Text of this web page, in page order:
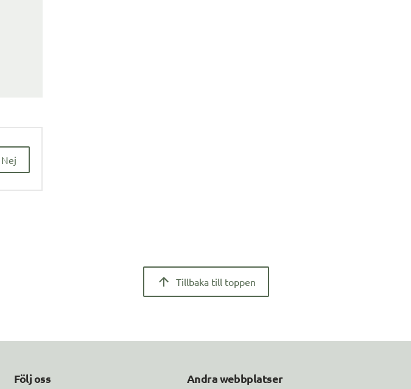
Nej
Tillbaka till toppen
Följ oss Andra webbplatser